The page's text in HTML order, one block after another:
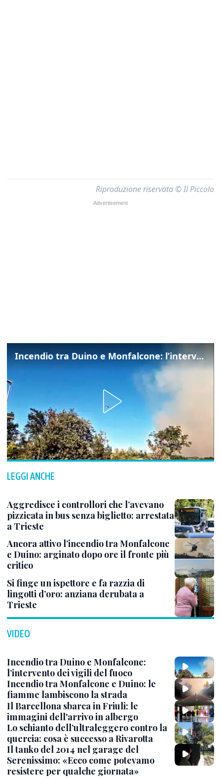
Riproduzione riservata © Il Piccolo
Incendio tra Duino e Monfalcone: l’intervento dei vigili del fuoco
LEGGI ANCHE
Aggredisce i controllori che l’avevano
pizzicata in bus senza biglietto: arrestata
a Trieste
Ancora attivo l’incendio tra Monfalcone
e Duino: arginato dopo ore il fronte più
critico
Si finge un ispettore e fa razzia di
lingotti d’oro: anziana derubata a
Trieste
VIDEO
Incendio tra Duino e Monfalcone:
l’intervento dei vigili del fuoco
Incendio tra Monfalcone e Duino: le
fiamme lambiscono la strada
Il Barcellona sbarca in Friuli: le
immagini dell'arrivo in albergo
Lo schianto dell’ultraleggero contro la
quercia: cosa è successo a Rivarotta
Il tanko del 2014 nel garage del
Serenissimo: «Ecco come potevamo
resistere per qualche giornata»